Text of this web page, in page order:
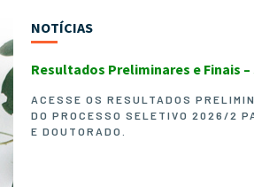
NOTÍCIAS
Resultados Preliminares e Finais –
ACESSE OS RESULTADOS
DO PROCESSO SELETIVO 2026/2
E DOUTORADO.